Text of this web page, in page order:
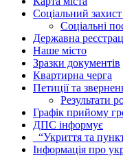
Соціальний
Соціальні
Державна
Наше місто
Зразки документів
Квартирна черга
Петиції та
Результати
Графік прийому
ДПС інформує
“Укриття та
Інформація про